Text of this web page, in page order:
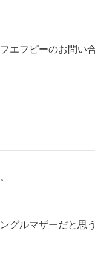
エフピーのお問い
グルマザーだと思